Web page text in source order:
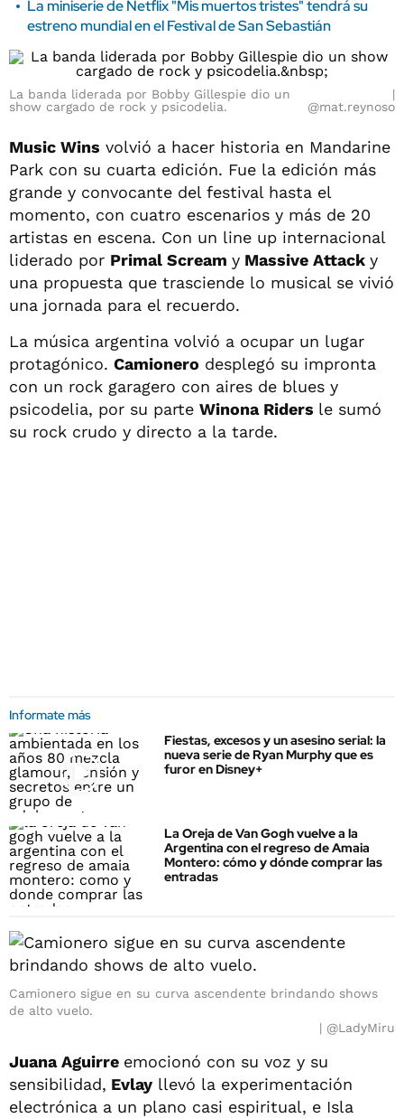
La miniserie de Netflix "Mis muertos tristes" tendrá su
estreno mundial en el Festival de San Sebastián
La banda liderada por Bobby Gillespie dio un
show cargado de rock y psicodelia.
@mat.reynoso
Music Wins volvió a hacer historia en Mandarine
Park con su cuarta edición. Fue la edición más
grande y convocante del festival hasta el
momento, con cuatro escenarios y más de 20
artistas en escena. Con un line up internacional
liderado por Primal Scream y Massive Attack y
una propuesta que trasciende lo musical se vivió
una jornada para el recuerdo.
La música argentina volvió a ocupar un lugar
protagónico. Camionero desplegó su impronta
con un rock garagero con aires de blues y
psicodelia, por su parte Winona Riders le sumó
su rock crudo y directo a la tarde.
Informate más
Fiestas, excesos y un asesino serial: la
nueva serie de Ryan Murphy que es
furor en Disney+
La Oreja de Van Gogh vuelve a la
Argentina con el regreso de Amaia
Montero: cómo y dónde comprar las
entradas
Camionero sigue en su curva ascendente brindando shows
de alto vuelo.
@LadyMiru
Juana Aguirre emocionó con su voz y su
sensibilidad, Evlay llevó la experimentación
electrónica a un plano casi espiritual, e Isla